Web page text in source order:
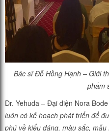
Bác sĩ Đỗ Hồng Hạnh – Giới
phẩm
Dr. Yehuda – Đại diện Nora
luôn có kế hoạch phát triển để
phú về kiểu dáng, màu sắc,